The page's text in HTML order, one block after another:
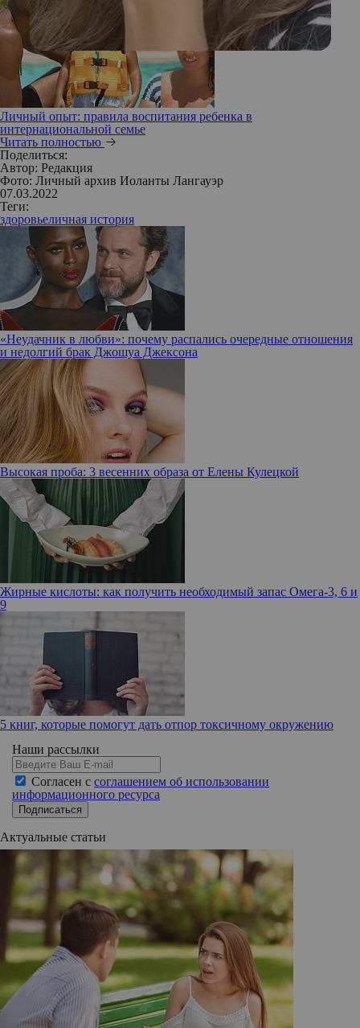
Личный опыт: правила воспитания ребенка в
интернациональной семье
Читать полностью
Поделиться:
Автор: Редакция
Фото: Личный архив Иоланты Лангауэр
07.03.2022
Теги:
здоровьеличная история
«Неудачник в любви»: почему распались очередные отношения
и недолгий брак Джошуа Джексона
Высокая проба: 3 весенних образа от Елены Кулецкой
Жирные кислоты: как получить необходимый запас Омега-3, 6 и
9
5 книг, которые помогут дать отпор токсичному окружению
Наши рассылки
Согласен с соглашением об использовании
информационного ресурса
Подписаться
Актуальные статьи